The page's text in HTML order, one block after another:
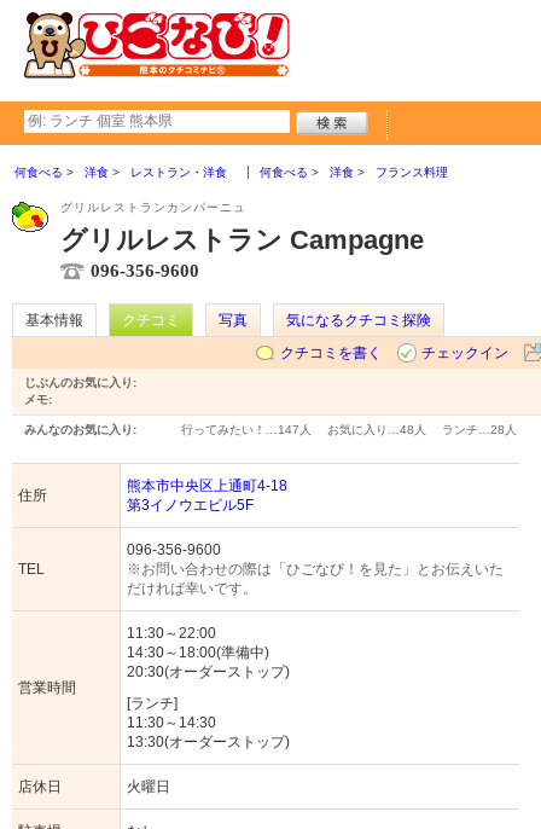
何食べる 洋食 レストラン・洋食 何食べる 洋食 フランス料理
グリルレストランカンパーニュ
グリルレストラン Campagne
096-356-9600
基本情報 クチコミ 写真
気になるクチコミ探険
クチコミを書く
チェックイン
じぶんのお気に入り:
メモ:
みんなのお気に入り: 行ってみたい！… 147人 お気に入り… 48人 ランチ… 28人
住所
熊本市中央区上通町4-18
第3イノウエビル5F
TEL
096-356-9600
※お問い合わせの際は「ひごなび！を見た」とお伝えいた
だければ幸いです。
営業時間
11:30～22:00
14:30～18:00(準備中)
20:30(オーダーストップ)
[ランチ]
11:30～14:30
13:30(オーダーストップ)
店休日 火曜日